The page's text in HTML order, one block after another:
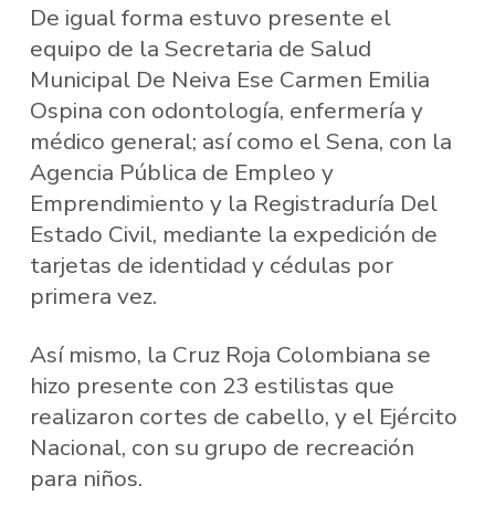
De igual forma estuvo presente el
equipo de la Secretaria de Salud
Municipal De Neiva Ese Carmen Emilia
Ospina con odontología, enfermería y
médico general; así como el Sena, con la
Agencia Pública de Empleo y
Emprendimiento y la Registraduría Del
Estado Civil, mediante la expedición de
tarjetas de identidad y cédulas por
primera vez.
Así mismo, la Cruz Roja Colombiana se
hizo presente con 23 estilistas que
realizaron cortes de cabello, y el Ejército
Nacional, con su grupo de recreación
para niños.